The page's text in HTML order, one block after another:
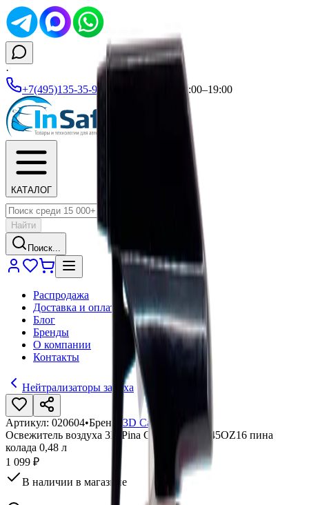
·
+7(495)135-35-99
Ежедневно 10:00–19:00
КАТАЛОГ
Найти
Поиск...
Распродажа
Доставка и оплата
Блог
Бренды
О компании
Контакты
Нейтрализаторы запаха
Артикул: 020604•Бренд:
3D Car Care
Освежитель воздуха 3D Pina Colada Scent 845OZ16 пина
колада 0,48 л
1 099 ₽
В наличии в магазине